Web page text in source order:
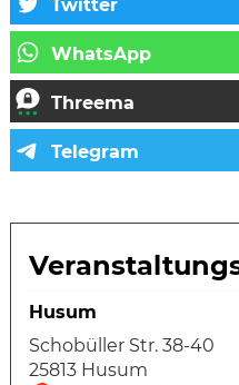
Husum
Schobüller Str. 38-40
25813 Husum